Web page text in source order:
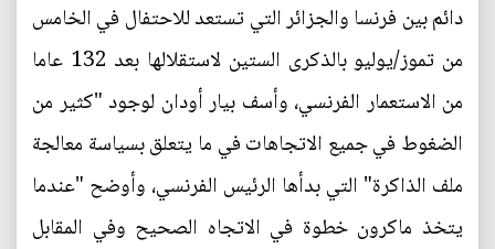
دائم بين فرنسا والجزائر التي تستعد للاحتفال في الخامس
من تموز/يوليو بالذكرى الستين لاستقلالها بعد 132 عاما
من الاستعمار الفرنسي، وأسف بيار أودان لوجود "كثير من
الضغوط في جميع الاتجاهات في ما يتعلق بسياسة معالجة
ملف الذاكرة" التي بدأها الرئيس الفرنسي، وأوضح "عندما
يتخذ ماكرون خطوة في الاتجاه الصحيح وفي المقابل